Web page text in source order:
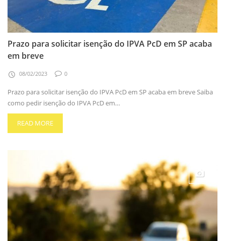
Prazo para solicitar isenção do IPVA PcD em SP acaba
em breve
08/02/2023 0
Prazo para solicitar isenção do IPVA PcD em SP acaba em breve Saiba
como pedir isenção do IPVA PcD em…
READ MORE